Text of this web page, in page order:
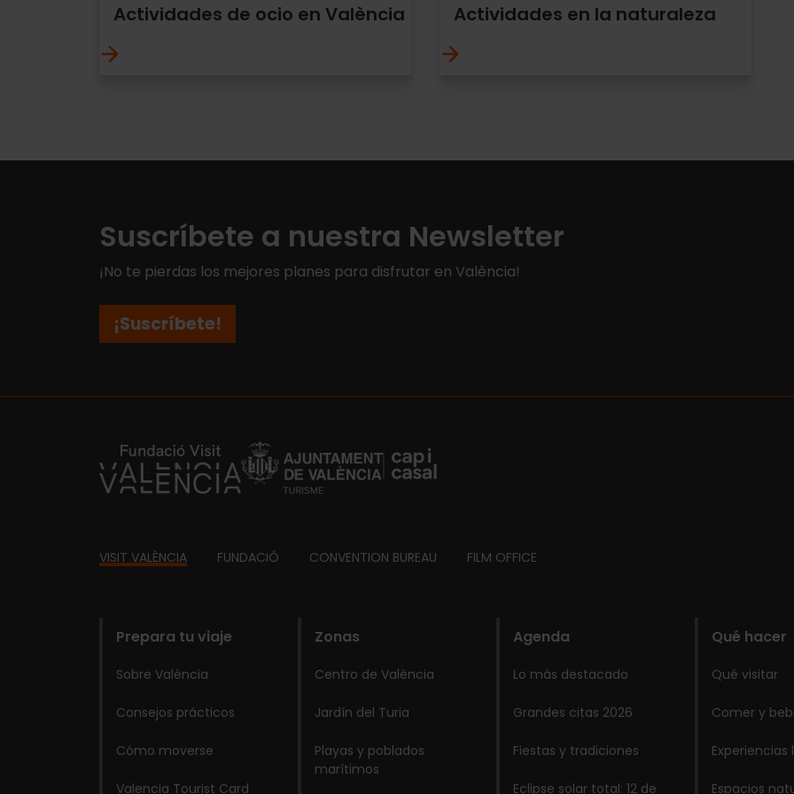
Actividades de ocio en València Actividades en la naturaleza
Suscríbete a nuestra Newsletter
¡No te pierdas los mejores planes para disfrutar en València!
¡Suscríbete!
https://fundacion.visitvalencia.com/
Footer
VISIT VALÈNCIA FUNDACIÓ CONVENTION BUREAU FILM OFFICE
Prepara tu viaje
Sobre València
Consejos prácticos
Cómo moverse
Valencia Tourist Card
Zonas
Centro de València
Jardín del Turia
Playas y poblados
marítimos
Agenda
Lo más destacado
Grandes citas 2026
Fiestas y tradiciones
Eclipse solar total: 12 de
Qué hacer
Qué visitar
Comer y
Experiencias
Espacios